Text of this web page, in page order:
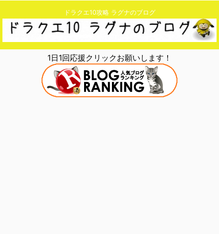
ドラクエ10攻略 ラグナのブログ
1日1回応援クリックお願いします！